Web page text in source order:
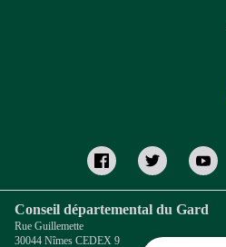
Conseil départemental du Gard
Rue Guillemette
30044 Nîmes CEDEX 9